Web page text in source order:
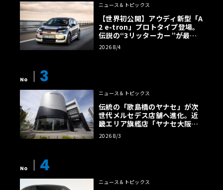
ニュース＆トピックス
【世界初公開】アウディ新型「A
2 e-tron」プロトタイプ登場。
伝説の“3リッターカー”が最高
効率エントリーBEVとして復活
【画像38枚】
2026 8/4
No 3
ニュース＆トピックス
伝統の「歌島橋のヤナセ」が次
世代メルセデス店舗へ進化。近
畿エリア旗艦店「ヤナセ大阪支
店」がリニューアル
2026 8/3
No 4
ニュース＆トピックス